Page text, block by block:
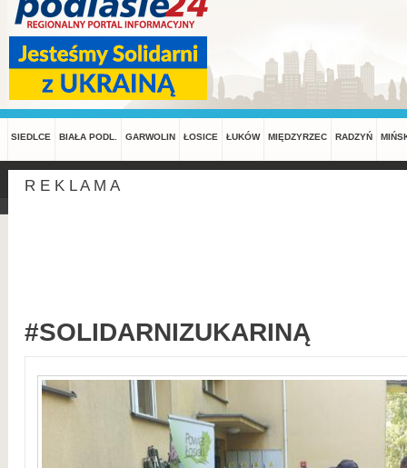
SIEDLCE BIAŁA PODL. GARWOLIN ŁOSICE ŁUKÓW MIĘDZYRZEC RADZYŃ
R E K L A M A
#SOLIDARNIZUKARINĄ